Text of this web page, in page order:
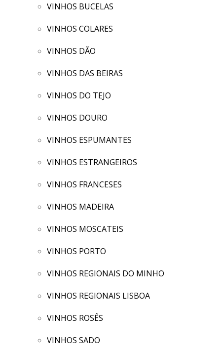
VINHOS BUCELAS
VINHOS COLARES
VINHOS DÃO
VINHOS DAS BEIRAS
VINHOS DO TEJO
VINHOS DOURO
VINHOS ESPUMANTES
VINHOS ESTRANGEIROS
VINHOS FRANCESES
VINHOS MADEIRA
VINHOS MOSCATEIS
VINHOS PORTO
VINHOS REGIONAIS DO MINHO
VINHOS REGIONAIS LISBOA
VINHOS ROSÊS
VINHOS SADO